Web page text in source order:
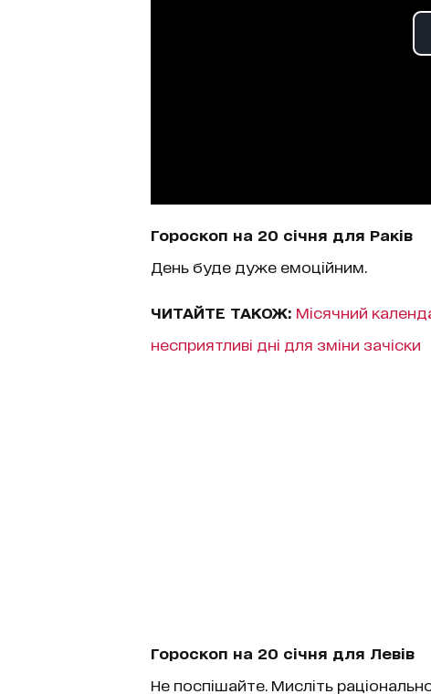
Гороскоп на 20 січня для Раків
День буде дуже емоційним.
ЧИТАЙТЕ ТАКОЖ: Місячний
несприятливі дні для зміни зачіски
Гороскоп на 20 січня для Левів
Не поспішайте. Мисліть